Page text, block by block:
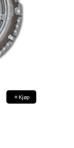
Kjøp